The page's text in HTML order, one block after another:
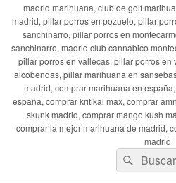
madrid marihuana, club de golf
madrid, pillar porros en pozuelo, pillar
sanchinarro, pillar porros en
sanchinarro, madrid club cannabico
pillar porros en vallecas, pillar porros
alcobendas, pillar marihuana en
madrid, comprar marihuana en
españa, comprar kritikal max, comprar
skunk madrid, comprar mango kush
comprar la mejor marihuana de madrid,
madrid
Buscar
por:
Buscar